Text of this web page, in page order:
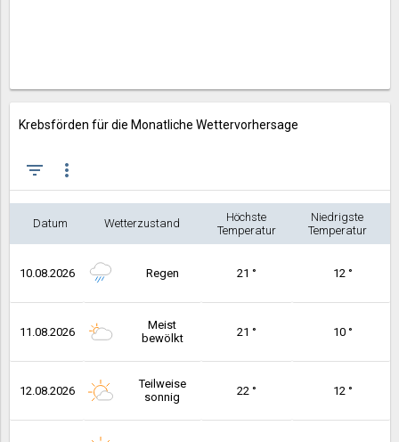
Krebsförden für die Monatliche Wettervorhersage
filter_list more_vert
Datum Wetterzustand
Höchste
Temperatur
Niedrigste
Temperatur
10.08.2026 Regen 21 ° 12 °
11.08.2026
Meist
bewölkt
21 ° 10 °
12.08.2026
Teilweise
sonnig
22 ° 12 °